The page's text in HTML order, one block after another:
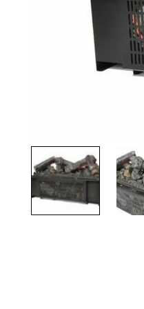
Arkkitehdeille
Ostajan opas
Blogi